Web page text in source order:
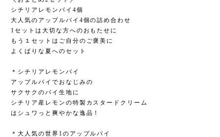
シチリアレモンパイ4個
大人気のアップルパイ4個の詰め合わせ
1セットは大切な方へのおもたせに
もう１セットはご自分のご褒美に
よくばりな夏へのセット
＊シチリアレモンパイ
アップルパイでおなじみの
サクサクのパイ生地に
シチリア産レモンの特製カスタードクリーム
はシュワっと爽やかな逸品！
＊大人気の世界1のアップルパイ